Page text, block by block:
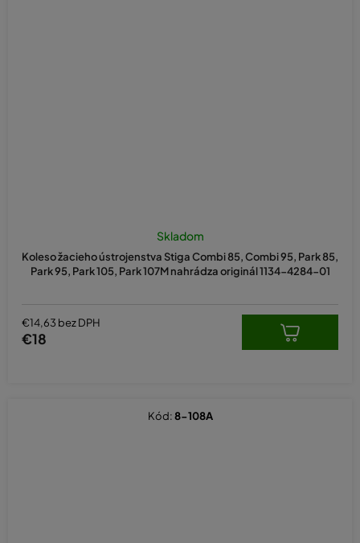
Koleso žacieho ústrojenstva Stiga Combi 85, Combi 95, Park 85,
Park 95, Park 105, Park 107M nahrádza originál 1134-4284-01
Skladom
€14,63 bez DPH
€18
Kód:8-108A